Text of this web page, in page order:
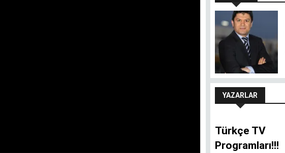
YAZARLAR
Türkçe TV
Programları!!!